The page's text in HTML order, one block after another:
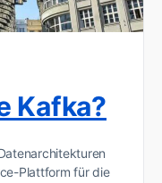
Kafka?
Plattform für die